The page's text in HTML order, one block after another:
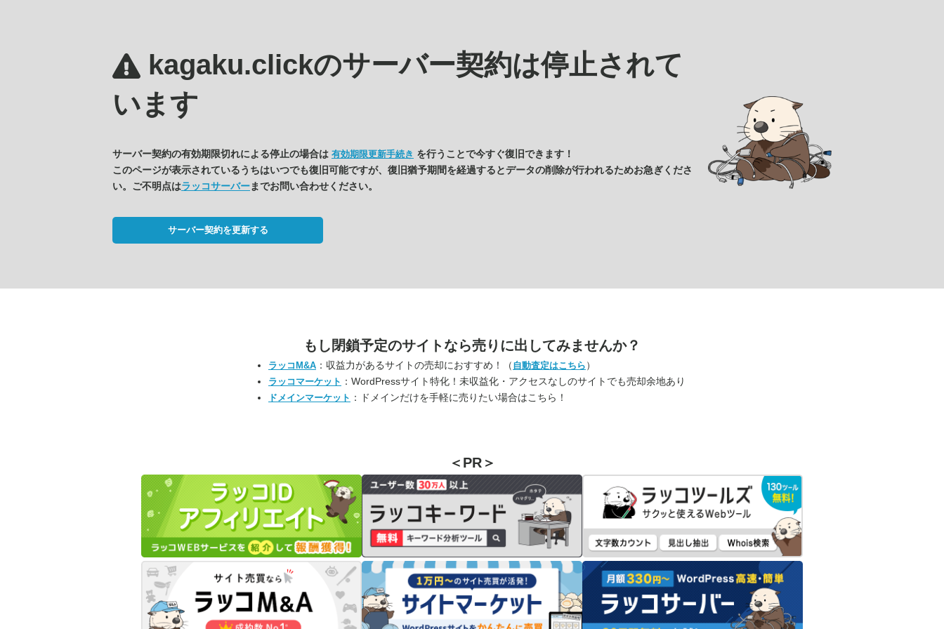
kagaku.clickのサーバー契約は停止されて
います
サーバー契約の有効期限切れによる停止の場合は 有効期限更新手続き を行うことで今すぐ復旧できます！
このページが表示されているうちはいつでも復旧可能ですが、復旧猶予期間を経過するとデータの削除が行われるためお急ぎくださ
い。ご不明点はラッコサーバーまでお問い合わせください。
サーバー契約を更新する
もし閉鎖予定のサイトなら売りに出してみませんか？
ラッコM&A ：収益力があるサイトの売却におすすめ！（ 自動査定はこちら ）
ラッコマーケット ：WordPressサイト特化！未収益化・アクセスなしのサイトでも売却余地あり
ドメインマーケット ：ドメインだけを手軽に売りたい場合はこちら！
＜PR＞